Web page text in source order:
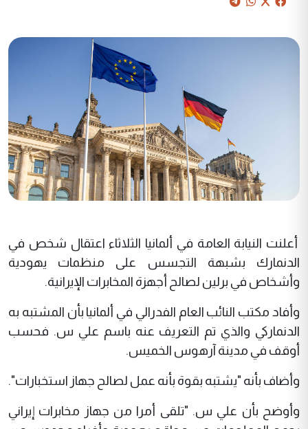
أعلنت النيابة العامة في ألمانيا الثلاثاء اعتقال شخص في
الدنمارك بشبهة التجسس على منظمات يهودية
وأشخاص في برلين لصالح أجهزة المخابرات الإيرانية.
وأفاد مكتب النائب العام الفدرالي في ألمانيا بأن المشتبه به
الدنماركي والذي تم التعريف عنه باسم علي س. فحسب
أوقف في مدينة آرهوس الخميس.
وأضاف بأنه "يشتبه بقوة بأنه عمل لصالح جهاز استخبارات".
وأوضح بأن علي س. "تلقى أمرا من جهاز مخابرات إيراني